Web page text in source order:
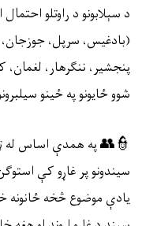
د سېلابونو د راوتلو
(بادغیس، سرپل،
پنجشیر، ننګرهار، لغمان،
شوو ځایونو په ځینو
👮👥په همدې اساس له
سیندونو پر غاړو کې
یادې موضوع څخه ځانونه